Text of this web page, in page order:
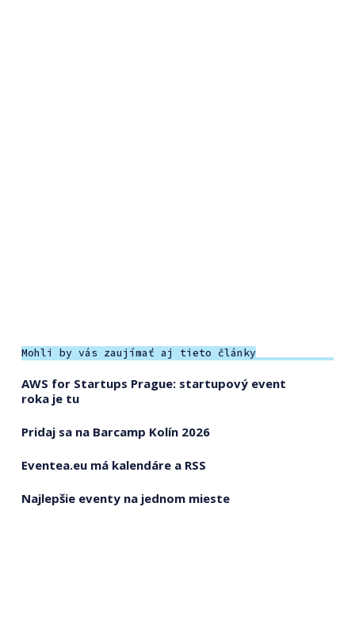
Mohli by vás zaujímať aj tieto články
AWS for Startups Prague: startupový event
roka je tu
Pridaj sa na Barcamp Kolín 2026
Eventea.eu má kalendáre a RSS
Najlepšie eventy na jednom mieste